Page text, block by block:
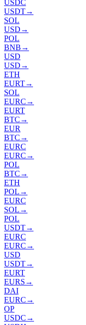
USDC
USDT→
SOL
USD →
POL
BNB →
USD
USD →
ETH
EURT→
SOL
EURC →
EURT
BTC →
EUR
BTC →
EURC
EURC →
POL
BTC →
ETH
POL →
EURC
SOL →
POL
USDT→
EURC
EURC →
USD
USDT→
EURT
EURS →
DAI
EURC →
OP
USDC →